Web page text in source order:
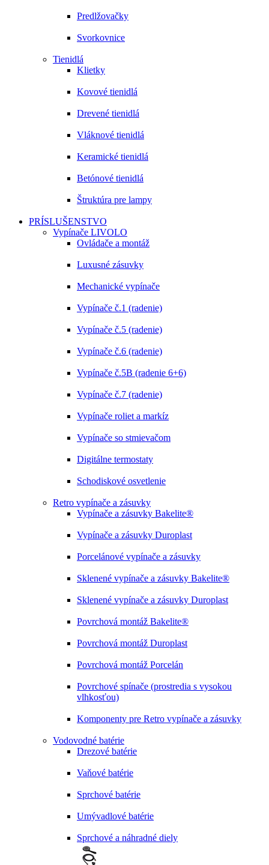
Predlžovačky
Svorkovnice
Tienidlá
Klietky
Kovové tienidlá
Drevené tienidlá
Vláknové tienidlá
Keramické tienidlá
Betónové tienidlá
Štruktúra pre lampy
PRÍSLUŠENSTVO
Vypínače LIVOLO
Ovládače a montáž
Luxusné zásuvky
Mechanické vypínače
Vypínače č.1 (radenie)
Vypínače č.5 (radenie)
Vypínače č.6 (radenie)
Vypínače č.5B (radenie 6+6)
Vypínače č.7 (radenie)
Vypínače roliet a markíz
Vypínače so stmievačom
Digitálne termostaty
Schodiskové osvetlenie
Retro vypínače a zásuvky
Vypínače a zásuvky Bakelite®
Vypínače a zásuvky Duroplast
Porcelánové vypínače a zásuvky
Sklenené vypínače a zásuvky Bakelite®
Sklenené vypínače a zásuvky Duroplast
Povrchová montáž Bakelite®
Povrchová montáž Duroplast
Povrchová montáž Porcelán
Povrchové spínače (prostredia s vysokou
vlhkosťou)
Komponenty pre Retro vypínače a zásuvky
Vodovodné batérie
Drezové batérie
Vaňové batérie
Sprchové batérie
Umývadlové batérie
Sprchové a náhradné diely